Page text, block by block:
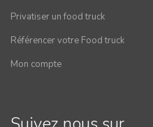
Privatiser un food truck
Référencer votre Food truck
Mon compte